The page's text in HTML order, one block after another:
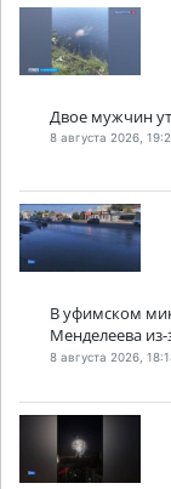
Двое мужчин
8 августа 2026,
В уфимском
Менделеева
8 августа 2026,